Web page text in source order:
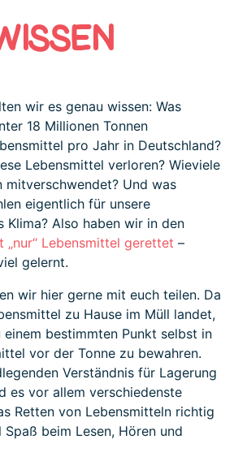
wir es genau wissen: Was
18 Millionen Tonnen
pro Jahr in Deutschland?
Lebensmittel verloren? Wieviele
mitverschwendet? Und was
eigentlich für unsere
Klima? Also haben wir in den
„nur“ Lebensmittel gerettet –
gelernt.
wir hier gerne mit euch teilen. Da
zu Hause im Müll landet,
bestimmten Punkt selbst in
vor der Tonne zu bewahren.
Verständnis für Lagerung
es vor allem verschiedenste
Retten von Lebensmitteln richtig
beim Lesen, Hören und